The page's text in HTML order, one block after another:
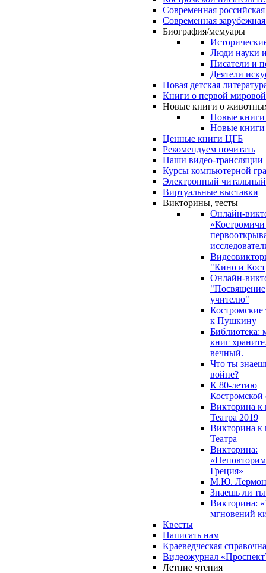
Современная российская
Современная
Биография/мемуары
Люди науки
Писатели и
Деятели
Новая детская
Книги о первой
Новые книги о
Новые книги
Новые книги
Ценные книги ЦГБ
Рекомендуем почитать
Наши видео-трансляции
Курсы компьютерной
Электронный читальный
Виртуальные выставки
Викторины, тесты
Онлайн-
"Кино и
Онлайн-
"Посвящение
учителю"
к Пушкину
Библиотека:
книг
вечный.
Что ты
войне?
К 80-летию
Костромской
Викторина к
Театра 2019
Викторина к
Театра
Викторина:
Греция»
М.Ю.
Знаешь ли
Викторина:
мгновений
Квесты
Написать нам
Краеведческая
Видеожурнал
Летние чтения